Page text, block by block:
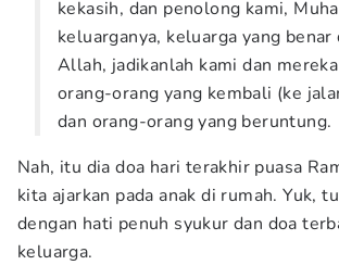
kekasih, dan penolong kami,
keluarganya, keluarga yang benar
Allah, jadikanlah kami dan
orang-orang yang kembali (ke
dan orang-orang yang beruntung.
Nah, itu dia doa hari terakhir puasa
kita ajarkan pada anak di rumah. Yuk,
dengan hati penuh syukur dan doa
keluarga.